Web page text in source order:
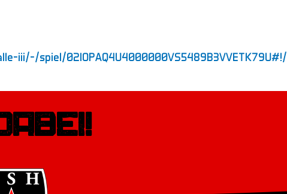
spiel/02IOPAQ4U4000000VS5489B3VVETK79U#!/